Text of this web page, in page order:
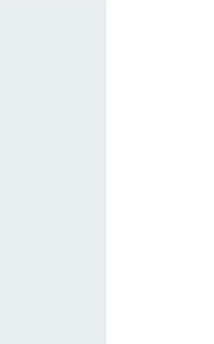
Livotec
lạnh Livotec
Livotec
Smart LIS-
300